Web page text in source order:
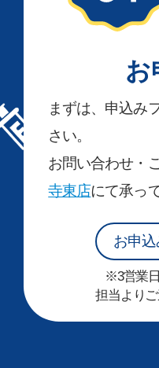
お
まずは、申込み
さい。
お問い合わせ・
寺東店にて承っ
お申
※3営業
担当よりご